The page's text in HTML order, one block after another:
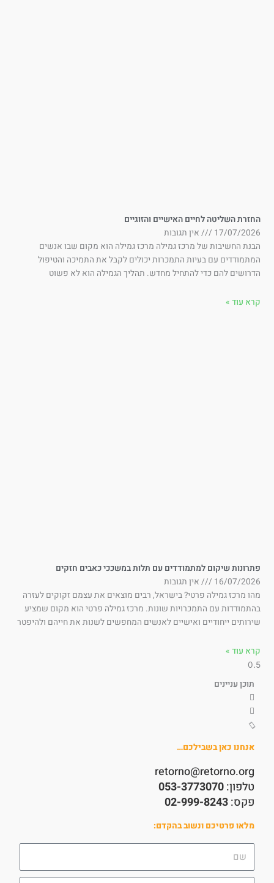
השליטה לחיים האישיים והזוגיים
17/07/
אין תגובות
החשיבות של מרכז גמילה מרכז גמילה הוא מקום שבו אנשים
עם בעיות התמכרות יכולים לקבל את התמיכה והטיפול
להם כדי להתחיל מחדש. תהליך הגמילה הוא לא פשוט
עוד »
שיקום למתמודדים עם תלות במשככי כאבים חזקים
16/07/
אין תגובות
מרכז גמילה פרטי? בישראל, רבים מוצאים את עצמם זקוקים לעזרה
עם התמכרויות שונות. מרכז גמילה פרטי הוא מקום שמציע
ייחודיים ואישיים לאנשים המחפשים לשנות את חייהם ולהיפטר
עוד »
תוכן עניינים
אנחנו כאן בשבילכם…
retorno@retorno.org
טלפון:053-3773070
פקס:02-999-8243
מלאו פרטיכם ונשוב בהקדם: